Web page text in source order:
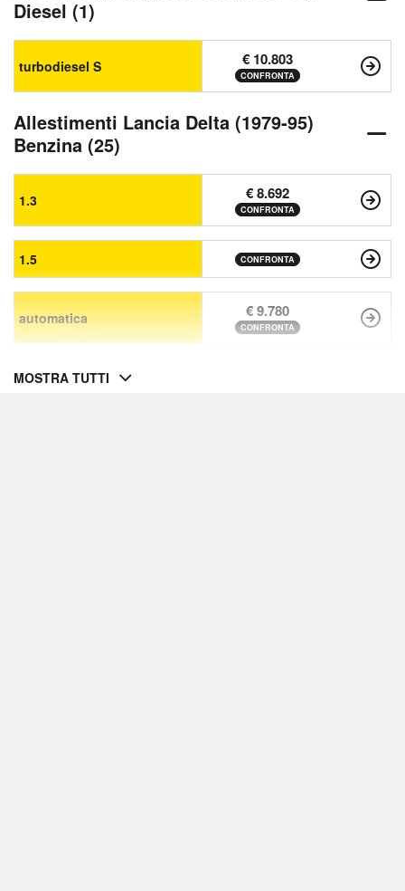
Diesel (1)
turbodiesel S € 10.803
CONFRONTA
Allestimenti Lancia Delta (1979-95)
Benzina (25)
1.3 € 8.692
CONFRONTA
1.5 CONFRONTA
automatica € 9.780
CONFRONTA
MOSTRA TUTTI